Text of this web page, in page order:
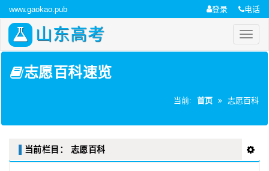
www.gaokao.pub 登录 电话
山东高考
志愿百科速览
当前: 首页 志愿百科
当前栏目： 志愿百科